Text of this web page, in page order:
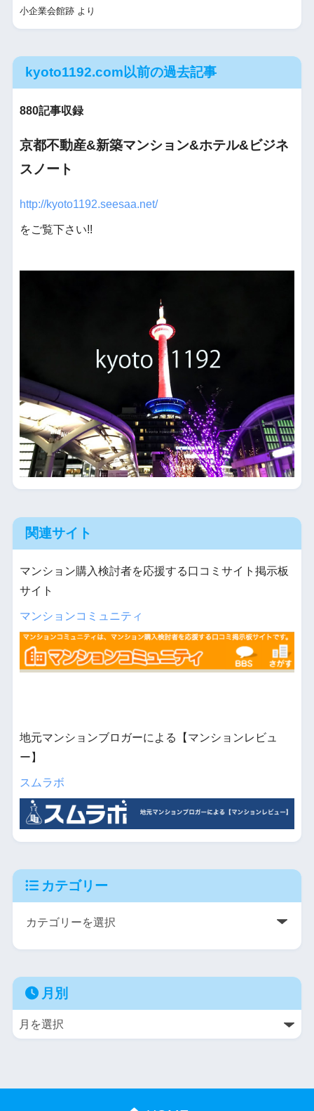
小企業会館跡より
kyoto1192.com以前の過去記事
880記事収録
京都不動産&新築マンション&ホテル&ビジネ
スノート
http://kyoto1192.seesaa.net/
をご覧下さい!!
関連サイト
マンション購入検討者を応援する口コミサイト掲示板
サイト
マンションコミュニティ
地元マンションブロガーによる【マンションレビュ
ー】
スムラボ
カテゴリー
月別